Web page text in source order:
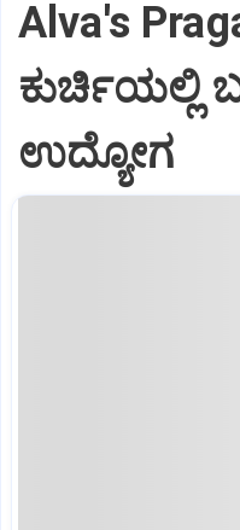
Alva's
ಕುರ್ಚಿಯಲ್ಲಿ
ಉದ್ಯೋಗ